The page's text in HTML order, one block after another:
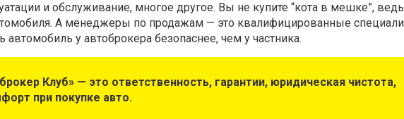
и обслуживание, многое другое. Вы не купите “кота в мешке”,
А менеджеры по продажам — это квалифицированные
автомобиль у автоброкера безопаснее, чем у частника.
Клуб» — это ответственность, гарантии, юридическая чистота,
при покупке авто.